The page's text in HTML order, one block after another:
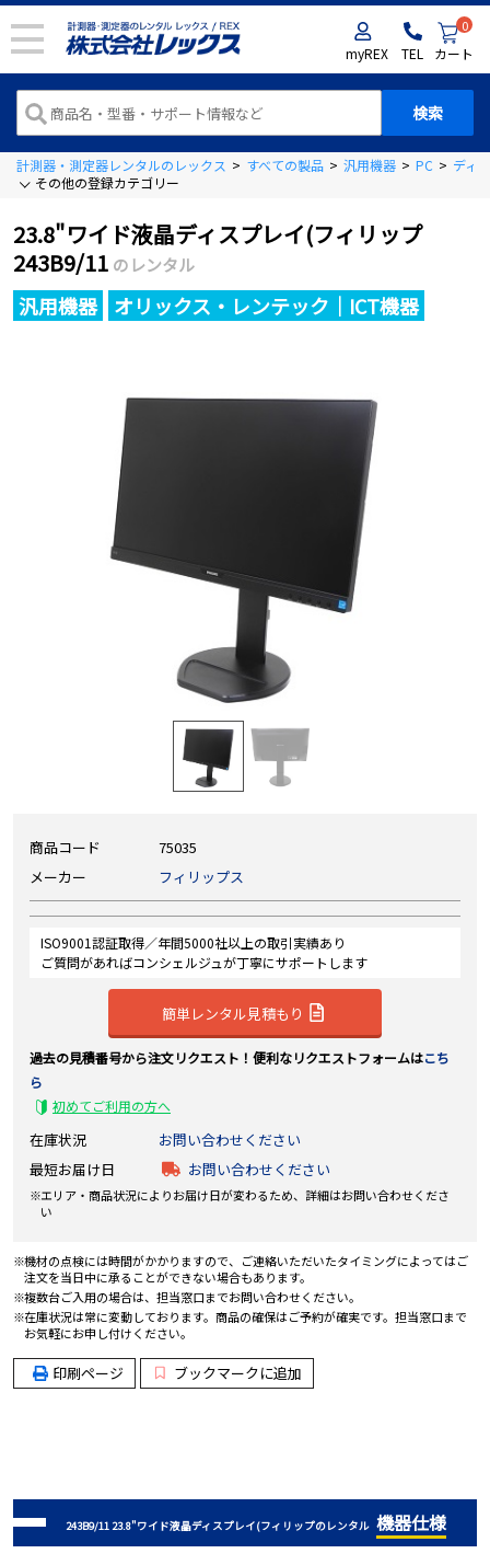
myREX TEL
0
カート
計測器・測定器レンタルのレックス > すべての製品 > 汎用機器 > PC > ディ
その他の登録カテゴリー
23.8"ワイド液晶ディスプレイ(フィリップ
243B9/11 のレンタル
汎用機器 オリックス・レンテック｜ICT機器
商品コード
75035
メーカー
フィリップス
ISO9001認証取得／年間5000社以上の取引実績あり
ご質問があればコンシェルジュが丁寧にサポートします
簡単レンタル見積もり
過去の見積番号から注文リクエスト！便利なリクエストフォームはこち
ら
初めてご利用の方へ
在庫状況
お問い合わせください
最短お届け日
お問い合わせください
エリア・商品状況によりお届け日が変わるため、詳細はお問い合わせくださ
い
機材の点検には時間がかかりますので、ご連絡いただいたタイミングによってはご
注文を当日中に承ることができない場合もあります。
複数台ご入用の場合は、担当窓口までお問い合わせください。
在庫状況は常に変動しております。商品の確保はご予約が確実です。担当窓口まで
お気軽にお申し付けください。
印刷ページ ブックマークに追加
243B9/11 23.8"ワイド液晶ディスプレイ(フィリップのレンタル 機器仕様